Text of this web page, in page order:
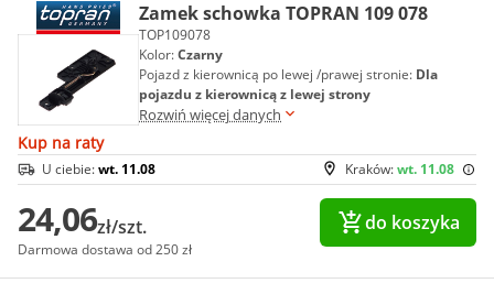
Zamek schowka TOPRAN 109 078
TOP109078
Kolor:Czarny
Pojazd z kierownicą po lewej /prawej stronie: Dla
pojazdu z kierownicą z lewej strony
Rozwiń więcej danych
Kup na raty
Kraków:wt. 11.08
U ciebie:wt. 11.08
24,06zł/szt.
Darmowa dostawa od 250 zł
do koszyka